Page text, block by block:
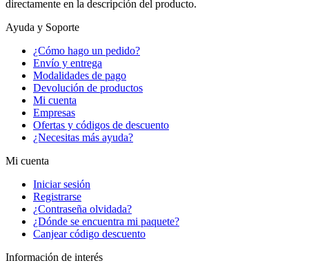
directamente en la descripción del producto.
Ayuda y Soporte
¿Cómo hago un pedido?
Envío y entrega
Modalidades de pago
Devolución de productos
Mi cuenta
Empresas
Ofertas y códigos de descuento
¿Necesitas más ayuda?
Mi cuenta
Iniciar sesión
Registrarse
¿Contraseña olvidada?
¿Dónde se encuentra mi paquete?
Canjear código descuento
Información de interés